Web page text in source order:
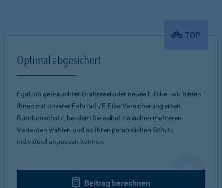
TOP
Optimal abgesichert
Egal, ob gebrauchter Drahtesel oder neues E-Bike - wir bieten
Ihnen mit unserer Fahrrad-/E-Bike-Versicherung einen
Rundumschutz, bei dem Sie selbst zwischen mehreren
Varianten wählen und so Ihren persönlichen Schutz
individuell anpassen können.
Beitrag berechnen